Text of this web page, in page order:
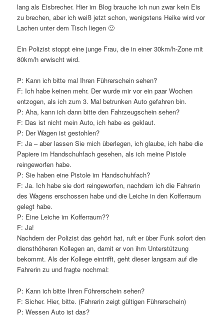
lang als Eisbrecher. Hier im Blog brauche ich nun zwar kein Eis
zu brechen, aber ich weiß jetzt schon, wenigstens Heike wird vor
Lachen unter dem Tisch liegen 🙂
Ein Polizist stoppt eine junge Frau, die in einer 30km/h-Zone mit
80km/h erwischt wird.
P: Kann ich bitte mal Ihren Führerschein sehen?
F: Ich habe keinen mehr. Der wurde mir vor ein paar Wochen
entzogen, als ich zum 3. Mal betrunken Auto gefahren bin.
P: Aha, kann ich dann bitte den Fahrzeugschein sehen?
F: Das ist nicht mein Auto, ich habe es geklaut.
P: Der Wagen ist gestohlen?
F: Ja – aber lassen Sie mich überlegen, ich glaube, ich habe die
Papiere im Handschuhfach gesehen, als ich meine Pistole
reingeworfen habe.
P: Sie haben eine Pistole im Handschuhfach?
F: Ja. Ich habe sie dort reingeworfen, nachdem ich die Fahrerin
des Wagens erschossen habe und die Leiche in den Kofferraum
gelegt habe.
P: Eine Leiche im Kofferraum??
F: Ja!
Nachdem der Polizist das gehört hat, ruft er über Funk sofort den
diensthöheren Kollegen an, damit er von ihm Unterstützung
bekommt. Als der Kollege eintrifft, geht dieser langsam auf die
Fahrerin zu und fragte nochmal:
P: Kann ich bitte Ihren Führerschein sehen?
F: Sicher. Hier, bitte. (Fahrerin zeigt gültigen Führerschein)
P: Wessen Auto ist das?